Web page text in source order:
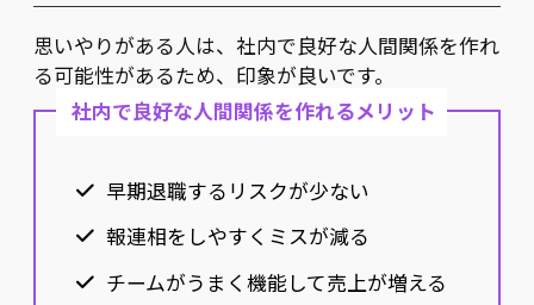
思いやりがある人は、社内で良好な人間関係を作れ
る可能性があるため、印象が良いです。
社内で良好な人間関係を作れるメリット
早期退職するリスクが少ない
報連相をしやすくミスが減る
チームがうまく機能して売上が増える